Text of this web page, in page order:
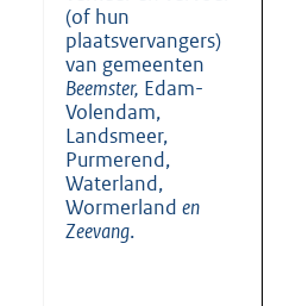
(of hun
plaatsvervangers)
van gemeenten
Beemster, Edam-
Volendam,
Landsmeer,
Purmerend,
Waterland,
Wormerland en
Zeevang.